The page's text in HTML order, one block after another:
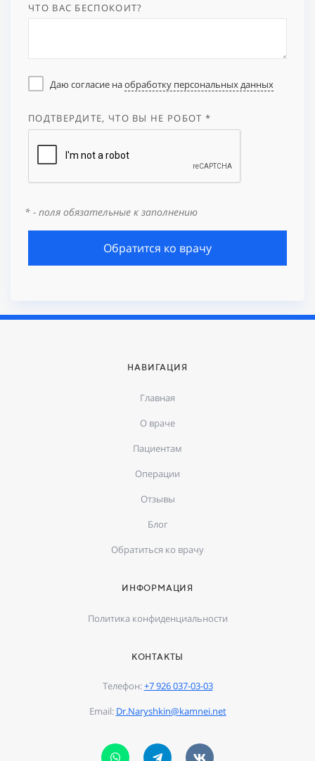
ЧТО ВАС БЕСПОКОИТ?
Даю согласие наобработку персональных данных
ПОДТВЕРДИТЕ, ЧТО ВЫ НЕ РОБОТ *
* - поля обязательные к заполнению
Обратится ко врачу
НАВИГАЦИЯ
Главная
О враче
Пациентам
Операции
Отзывы
Блог
Обратиться ко врачу
ИНФОРМАЦИЯ
Политика конфиденциальности
КОНТАКТЫ
Телефон:+7 926 037-03-03
Email: Dr.Naryshkin@kamnei.net